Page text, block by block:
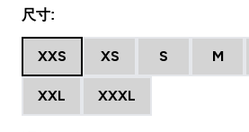
尺寸:
XXS XS S M
XXL XXXL